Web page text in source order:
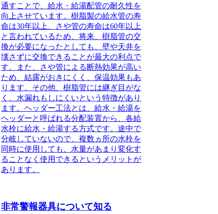
通すことで、給水・給湯配管の耐久性を
向上させています。樹脂製の給水管の寿
命は30年以上、さや管の寿命は60年以上
と言われているため、将来、樹脂管の交
換が必要になったとしても、壁や天井を
壊さずに交換できることが最大の利点で
す。また、さや管による断熱効果が高い
ため、結露がおきにくく、保温効果もあ
ります。その他、樹脂管には継ぎ目がな
く、水漏れもしにくいという特徴があり
ます。ヘッダー工法とは、給水・給湯を
ヘッダーと呼ばれる分配装置から、各給
水栓に給水・給湯する方式です。途中で
分岐していないので、複数ヵ所の水栓を
同時に使用しても、水量があまり変化す
ることなく使用できるというメリットが
あります。
非常警報器具について知る